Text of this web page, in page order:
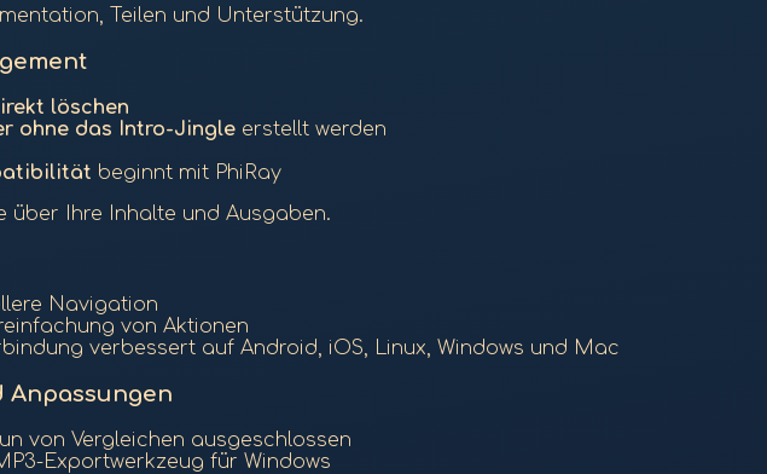
Teilen und Unterstützung.
löschen
ohne das Intro-Jingle erstellt werden
beginnt mit PhiRay
über Ihre Inhalte und Ausgaben.
Navigation
von Aktionen
verbessert auf Android, iOS, Linux, Windows und Mac
von Vergleichen ausgeschlossen
Exportwerkzeug für Windows